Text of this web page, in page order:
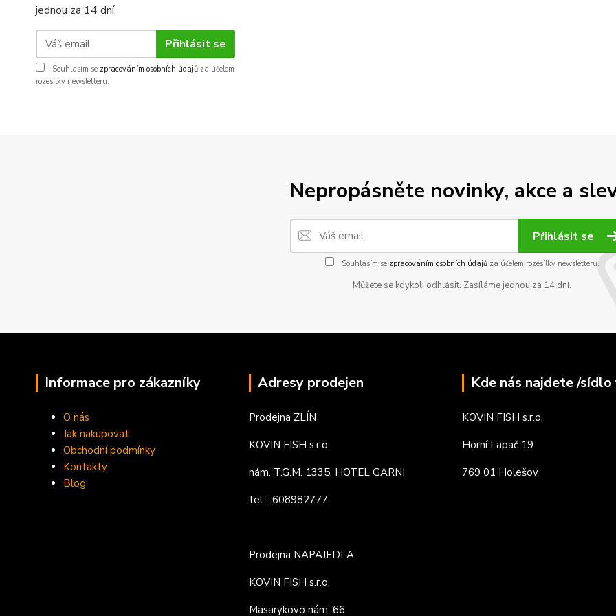
jednou za 14 dní.
Přihlásit se
Souhlasím se zpracováním osobních údajů za účelem
rozesílky newsletteru.
Nepropásněte novinky, akce a
Přihlásit se
Souhlasím se zpracováním osobních údajůza účelem rozesílky newsletteru.
Můžete se kdykoli odhlásit. Zasíláme jednou za 14 dní.
Informace pro zákazníky
O nás
Jak nakupovat
Obchodní podmínky
Kontakty
Blog
Adresy prodejen
Prodejna ZLÍN
KOVIN FISH s.r.o.
nám. T.G.M. 1335, HOTEL GARNI
tel. : 608982777
Prodejna NAPAJEDLA
KOVIN FISH s.r.o.
Masarykovo nám. 66
Kde nás najdete /
KOVIN FISH s.r.o.
Horní Lapač 19
769 01 Holešov